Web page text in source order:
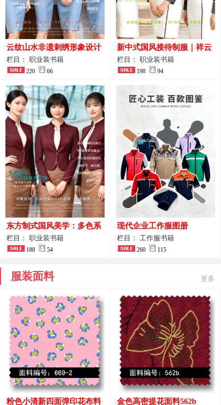
云纹山水非遗刺绣形象设计
工装｜会议礼仪接待人员制
服画册
栏目： 职业装书籍
220 66
新中式国风接待制服｜祥云
刺绣打造高端厅堂东方美学
栏目： 职业装书籍
198 94
东方制式国风美学：多色系
新中式前厅管家VIP接待员
工作服合集
栏目： 职业装书籍
188 54
现代企业工作服图册
栏目： 工作服书籍
260 115
服装面料 更多
粉色小清新四面弹印花布料 金色高密提花面料562b